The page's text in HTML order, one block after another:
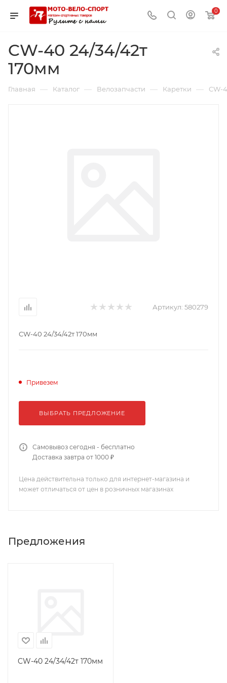
0
CW-40 24/34/42т
170мм
Главная — Каталог — Велозапчасти — Каретки — CW-
Артикул: 580279
CW-40 24/34/42т 170мм
Привезем
ВЫБРАТЬ ПРЕДЛОЖЕНИЕ
Самовывоз сегодня - бесплатно
Доставка завтра от 1000 ₽
Цена действительна только для интернет-магазина и
может отличаться от цен в розничных магазинах
Предложения
CW-40 24/34/42т 170мм